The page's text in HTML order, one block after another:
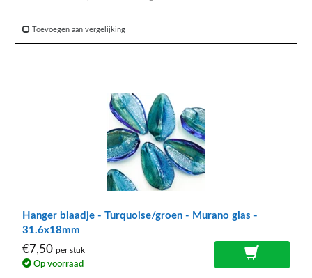
Toevoegen aan vergelijking
Hanger blaadje - Turquoise/groen - Murano glas -
31.6x18mm
€7,50 per stuk
Op voorraad